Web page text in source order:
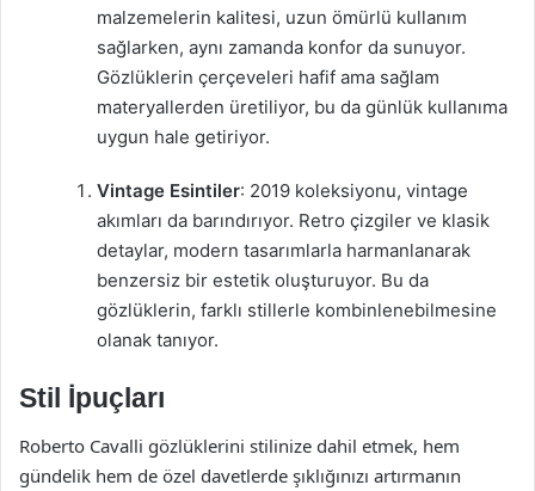
malzemelerin kalitesi, uzun ömürlü kullanım
sağlarken, aynı zamanda konfor da sunuyor.
Gözlüklerin çerçeveleri hafif ama sağlam
materyallerden üretiliyor, bu da günlük kullanıma
uygun hale getiriyor.
Vintage Esintiler: 2019 koleksiyonu, vintage
akımları da barındırıyor. Retro çizgiler ve klasik
detaylar, modern tasarımlarla harmanlanarak
benzersiz bir estetik oluşturuyor. Bu da
gözlüklerin, farklı stillerle kombinlenebilmesine
olanak tanıyor.
Stil İpuçları
Roberto Cavalli gözlüklerini stilinize dahil etmek, hem
gündelik hem de özel davetlerde şıklığınızı artırmanın